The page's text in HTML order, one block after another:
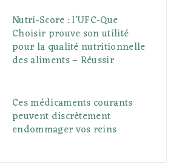
Nutri-Score : l’UFC-Que
Choisir prouve son utilité
pour la qualité nutritionnelle
des aliments – Réussir
Ces médicaments courants
peuvent discrètement
endommager vos reins